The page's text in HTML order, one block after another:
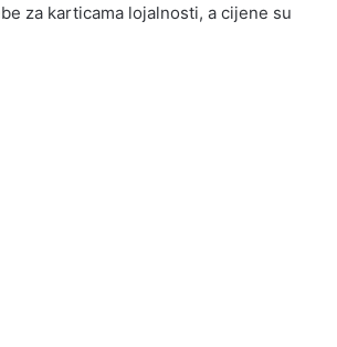
za karticama lojalnosti, a cijene su